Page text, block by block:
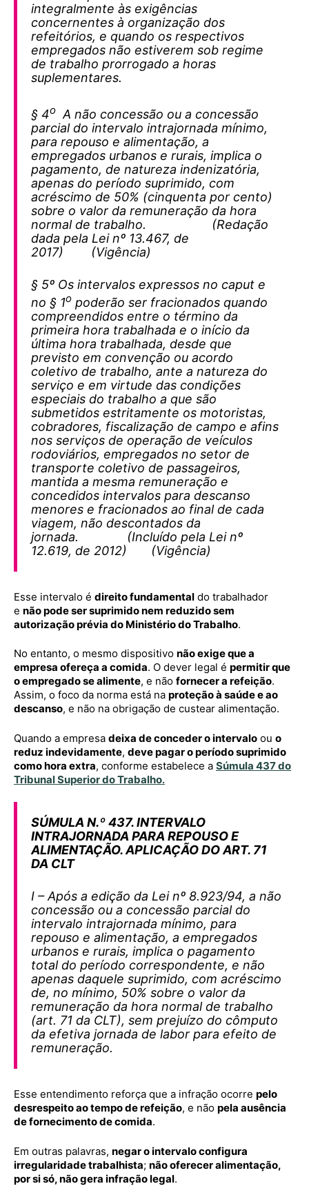
integralmente às exigências
concernentes à organização dos
refeitórios, e quando os respectivos
empregados não estiverem sob regime
de trabalho prorrogado a horas
suplementares.
§ 4o A não concessão ou a concessão
parcial do intervalo intrajornada mínimo,
para repouso e alimentação, a
empregados urbanos e rurais, implica o
pagamento, de natureza indenizatória,
apenas do período suprimido, com
acréscimo de 50% (cinquenta por cento)
sobre o valor da remuneração da hora
normal de trabalho. (Redação
dada pela Lei nº 13.467, de
2017) (Vigência)
§ 5º Os intervalos expressos no caput e
no § 1o poderão ser fracionados quando
compreendidos entre o término da
primeira hora trabalhada e o início da
última hora trabalhada, desde que
previsto em convenção ou acordo
coletivo de trabalho, ante a natureza do
serviço e em virtude das condições
especiais do trabalho a que são
submetidos estritamente os motoristas,
cobradores, fiscalização de campo e afins
nos serviços de operação de veículos
rodoviários, empregados no setor de
transporte coletivo de passageiros,
mantida a mesma remuneração e
concedidos intervalos para descanso
menores e fracionados ao final de cada
viagem, não descontados da
jornada. (Incluído pela Lei nº
12.619, de 2012) (Vigência)
Esse intervalo é direito fundamental do trabalhador
e não pode ser suprimido nem reduzido sem
autorização prévia do Ministério do Trabalho.
No entanto, o mesmo dispositivo não exige que a
empresa ofereça a comida. O dever legal é permitir que
o empregado se alimente, e não fornecer a refeição.
Assim, o foco da norma está na proteção à saúde e ao
descanso, e não na obrigação de custear alimentação.
Quando a empresa deixa de conceder o intervalo ou o
reduz indevidamente, deve pagar o período suprimido
como hora extra, conforme estabelece a Súmula 437 do
Tribunal Superior do Trabalho.
SÚMULA N.º 437. INTERVALO
INTRAJORNADA PARA REPOUSO E
ALIMENTAÇÃO. APLICAÇÃO DO ART. 71
DA CLT
I – Após a edição da Lei nº 8.923/94, a não
concessão ou a concessão parcial do
intervalo intrajornada mínimo, para
repouso e alimentação, a empregados
urbanos e rurais, implica o pagamento
total do período correspondente, e não
apenas daquele suprimido, com acréscimo
de, no mínimo, 50% sobre o valor da
remuneração da hora normal de trabalho
(art. 71 da CLT), sem prejuízo do cômputo
da efetiva jornada de labor para efeito de
remuneração.
Esse entendimento reforça que a infração ocorre pelo
desrespeito ao tempo de refeição, e não pela ausência
de fornecimento de comida.
Em outras palavras, negar o intervalo configura
irregularidade trabalhista; não oferecer alimentação,
por si só, não gera infração legal.